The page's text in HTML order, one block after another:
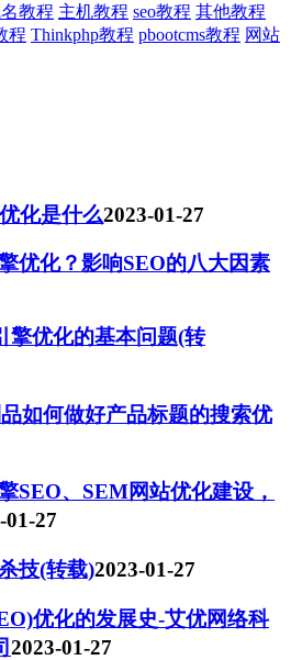
教程 主机教程 seo教程 其他教程
程 Thinkphp教程 pbootcms教程 网站
化是什么2023-01-27
优化？影响SEO的八大因素
擎优化的基本问题(转
如何做好产品标题的搜索优
SEO、SEM网站优化建设，
01-27
技(转载)2023-01-27
优化的发展史-艾优网络科
2023-01-27